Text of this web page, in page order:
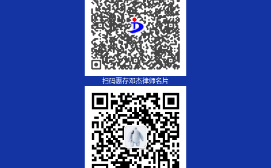
扫码惠存邓杰律师名片